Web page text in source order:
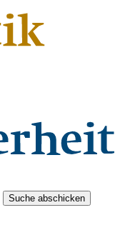
Suche abschicken